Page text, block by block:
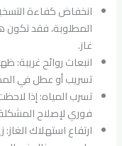
انخفاض كفاءة
المطلوبة، فقد تكون
غاز.
انبعاث روائح غريبة:
تسريب أو عطل في
تسرب المياه: إذا
فوري لإصلاح
ارتفاع استهلاك